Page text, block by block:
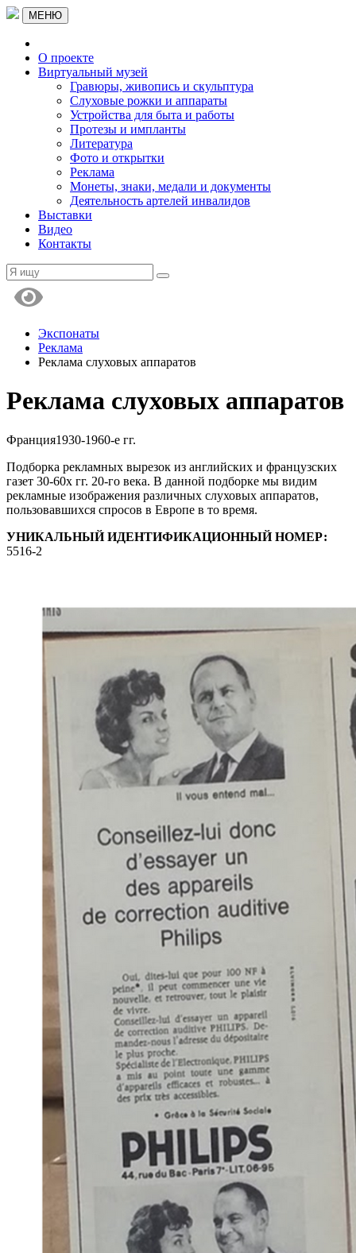
МЕНЮ
О проекте
Виртуальный музей
Гравюры, живопись и скульптура
Слуховые рожки и аппараты
Устройства для быта и работы
Протезы и импланты
Литература
Фото и открытки
Реклама
Монеты, знаки, медали и документы
Деятельность артелей инвалидов
Выставки
Видео
Контакты
Экспонаты
Реклама
Реклама слуховых аппаратов
Реклама слуховых аппаратов
Франция1930-1960-е гг.
Подборка рекламных вырезок из английских и французских
газет 30-60х гг. 20-го века. В данной подборке мы видим
рекламные изображения различных слуховых аппаратов,
пользовавшихся спросов в Европе в то время.
УНИКАЛЬНЫЙ ИДЕНТИФИКАЦИОННЫЙ НОМЕР:
5516-2